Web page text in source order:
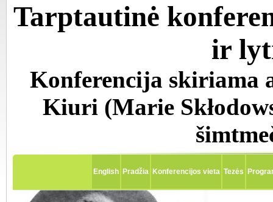
Tarptautinė
ir
Konferencija skiriama
Kiuri (Marie
English Pradžia Konferencijos vieta Tezės